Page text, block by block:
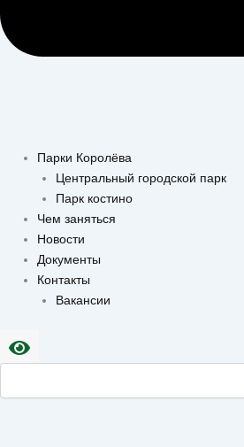
Парки Королёва
Центральный городской парк
Парк костино
Чем заняться
Новости
Документы
Контакты
Вакансии